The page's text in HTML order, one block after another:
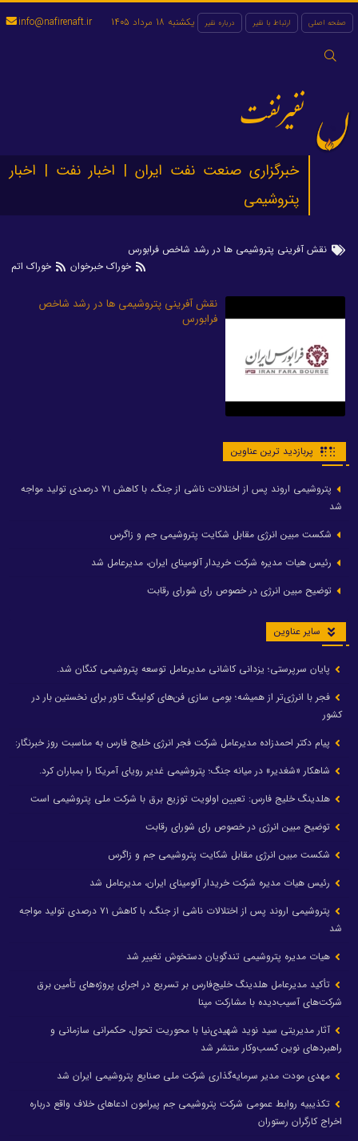
صفحه اصلی ارتباط با نفیر درباره نفیر
جستجو
یکشنبه 18 مرداد 1405 info@nafirenaft.ir
نفیرنفت
خبرگزاری صنعت نفت ایران | اخبار نفت | اخبار
پتروشیمی
نقش آفرینی پتروشیمی ها در رشد شاخص فرابورس
خوراک خبرخوان
خوراک اتم
نقش آفرینی پتروشیمی ها در رشد شاخص
فرابورس
پربازدید ترین عناوین
پتروشیمی اروند پس از اختلالات ناشی از جنگ، با کاهش ۷۱ درصدی تولید مواجه
شد
شکست مبین انرژی مقابل شکایت پتروشیمی جم و زاگرس
رئیس هیات مدیره شرکت خریدار آلومینای ایران، مدیرعامل شد
توضیح مبین انرژی در خصوص رای شورای رقابت
سایر عناوین
پایان سرپرستی؛ یزدانی کاشانی مدیرعامل توسعه پتروشیمی کنگان شد.
فجر با انرژی‌تر از همیشه؛ بومی سازی فن‌های کولینگ تاور برای نخستین بار در
کشور
پیام دکتر احمدزاده مدیرعامل شرکت فجر انرژی خلیج فارس به مناسبت روز خبرنگار:
شاهکار «شغدیر» در میانه جنگ؛ پتروشیمی غدیر رویای آمریکا را بمباران کرد.
هلدینگ خلیج فارس: تعیین اولویت توزیع برق با شرکت ملی پتروشیمی است
توضیح مبین انرژی در خصوص رای شورای رقابت
شکست مبین انرژی مقابل شکایت پتروشیمی جم و زاگرس
رئیس هیات مدیره شرکت خریدار آلومینای ایران، مدیرعامل شد
پتروشیمی اروند پس از اختلالات ناشی از جنگ، با کاهش ۷۱ درصدی تولید مواجه
شد
هیات مدیره پتروشیمی تندگویان دستخوش تغییر شد
تأکید مدیرعامل هلدینگ خلیج‌فارس بر تسریع در اجرای پروژه‌های تأمین برق
شرکت‌های آسیب‌دیده با مشارکت مپنا
آثار مدیریتی سید نوید شهیدی‌نیا با محوریت تحول، حکمرانی سازمانی و
راهبردهای نوین کسب‌وکار منتشر شد
مهدی مودت مدیر سرمایه‌گذاری شرکت ملی صنایع پتروشیمی ایران شد
تکذیبیه روابط عمومی شرکت پتروشیمی جم پیرامون ادعاهای خلاف واقع درباره
اخراج کارگران رستوران